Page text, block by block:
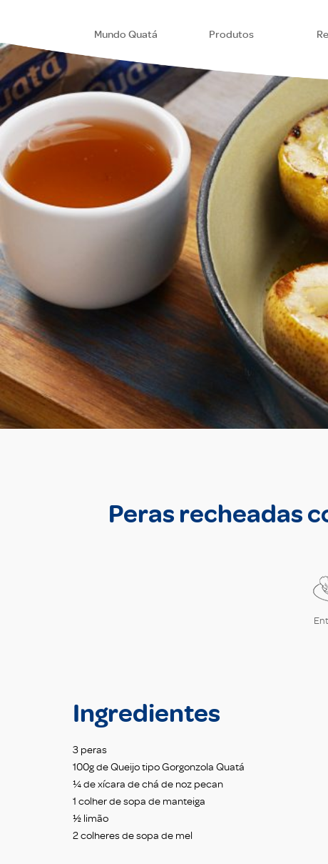
Mundo Quatá Produtos
Peras recheadas
Ingredientes
3 peras
100g de Queijo tipo Gorgonzola Quatá
¼ de xícara de chá de noz pecan
1 colher de sopa de manteiga
½ limão
2 colheres de sopa de mel